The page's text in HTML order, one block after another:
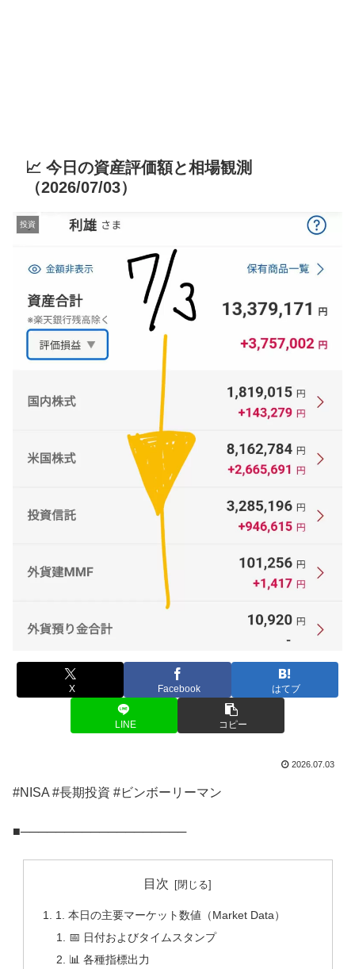
📈 今日の資産評価額と相場観測
（2026/07/03）
投資
X Facebook はてブ
LINE コピー
2026.07.03
#NISA #長期投資 #ビンボーリーマン
■───────────────────
目次
1. 本日の主要マーケット数値（Market Data）
📅 日付およびタイムスタンプ
📊 各種指標出力